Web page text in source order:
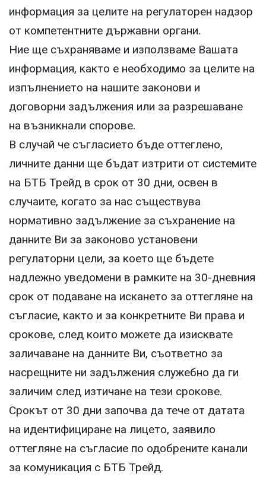
информация за целите на регулаторен надзор
от компетентните държавни органи.
Ние ще съхраняваме и използваме Вашата
информация, както е необходимо за целите на
изпълнението на нашите законови и
договорни задължения или за разрешаване
на възникнали спорове.
В случай че съгласието бъде оттеглено,
личните данни ще бъдат изтрити от системите
на БТБ Трейд в срок от 30 дни, освен в
случаите, когато за нас съществува
нормативно задължение за съхранение на
данните Ви за законово установени
регулаторни цели, за което ще бъдете
надлежно уведомени в рамките на 30-дневния
срок от подаване на искането за оттегляне на
съгласие, както и за конкретните Ви права и
срокове, след които можете да изисквате
заличаване на данните Ви, съответно за
насрещните ни задължения служебно да ги
заличим след изтичане на тези срокове.
Срокът от 30 дни започва да тече от датата
на идентифициране на лицето, заявило
оттегляне на съгласие по одобрените канали
за комуникация с БТБ Трейд.